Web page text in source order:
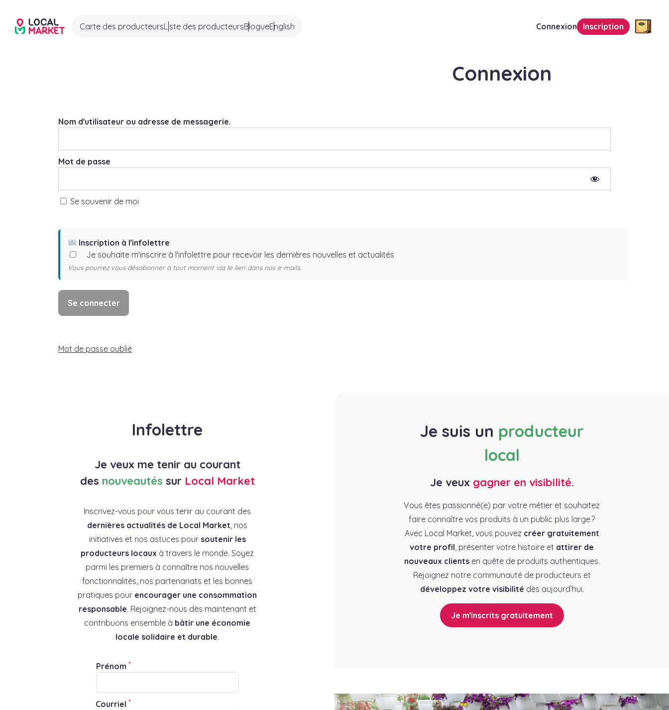
Carte des producteursListe des producteursBlogueEnglish Connexion Inscription
Connexion
Nom d'utilisateur ou adresse de messagerie.
Mot de passe
Se souvenir de moi
Inscription à l'infolettre
Je souhaite m'inscrire à l'infolettre pour recevoir les dernières nouvelles et actualités
Vous pourrez vous désabonner à tout moment via le lien dans nos e-mails.
Mot de passe oublié
Infolettre
Je veux me tenir au courant
des nouveautés sur Local Market
Inscrivez-vous pour vous tenir au courant des
dernières actualités de Local Market, nos
initiatives et nos astuces pour soutenir les
producteurs locaux à travers le monde. Soyez
parmi les premiers à connaître nos nouvelles
fonctionnalités, nos partenariats et les bonnes
pratiques pour encourager une consommation
responsable. Rejoignez-nous dès maintenant et
contribuons ensemble à bâtir une économie
locale solidaire et durable.
Prénom *
Courriel *
Je suis un producteur
local
Je veux gagner en visibilité.
Vous êtes passionné(e) par votre métier et souhaitez
faire connaître vos produits à un public plus large ?
Avec Local Market, vous pouvez créer gratuitement
votre profil , présenter votre histoire et attirer de
nouveaux clientsen quête de produits authentiques.
Rejoignez notre communauté de producteurs et
développez votre visibilité dès aujourd’hui.
Je m'inscrits gratuitement